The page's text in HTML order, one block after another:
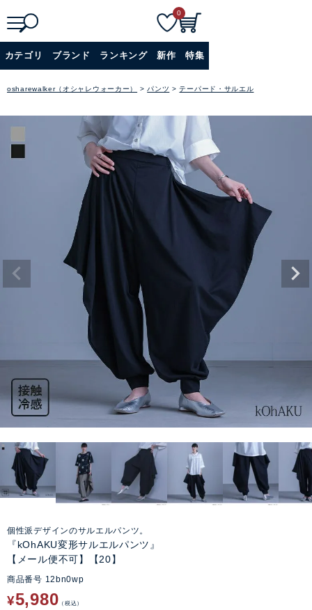
詳細検索
0
カテゴリ ブランド ランキング 新作 特集
osharewalker（オシャレウォーカー） パンツ テーパード・サルエル
個性派デザインのサルエルパンツ。
『kOhAKU変形サルエルパンツ』
【メール便不可】【20】
商品番号 12bn0wp
¥5,980 税込